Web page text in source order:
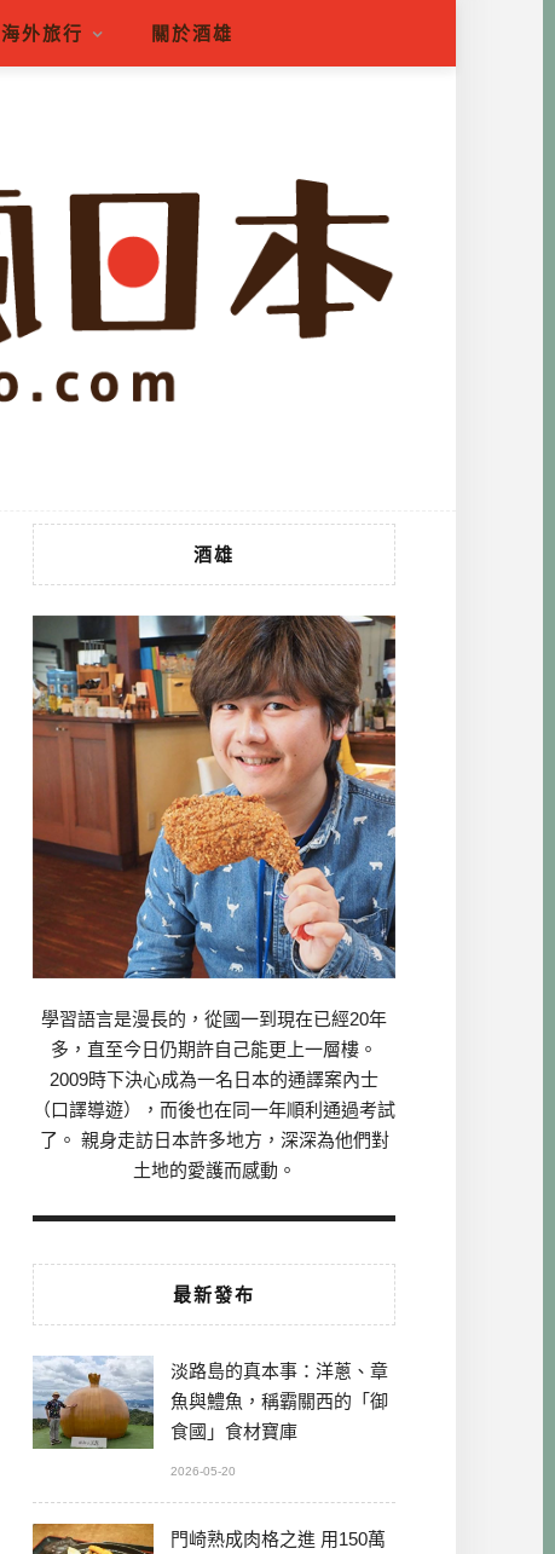
海外旅行 關於酒雄
酒雄
學習語言是漫長的，從國一到現在已經20年
多，直至今日仍期許自己能更上一層樓。
2009時下決心成為一名日本的通譯案內士
（口譯導遊），而後也在同一年順利通過考試
了。 親身走訪日本許多地方，深深為他們對
土地的愛護而感動。
最新發布
淡路島的真本事：洋蔥、章
魚與鱧魚，稱霸關西的「御
食國」食材寶庫
2026-05-20
門崎熟成肉格之進 用150萬